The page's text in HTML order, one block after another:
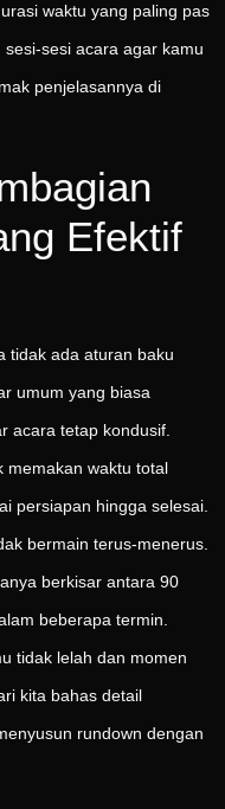
waktu yang paling pas
sesi acara agar kamu
penjelasannya di
Efektif
tidak ada aturan baku
umum yang biasa
acara tetap kondusif.
memakan waktu total
persiapan hingga selesai.
bermain terus-menerus.
berkisar antara 90
beberapa termin.
tidak lelah dan momen
kita bahas detail
rundown dengan